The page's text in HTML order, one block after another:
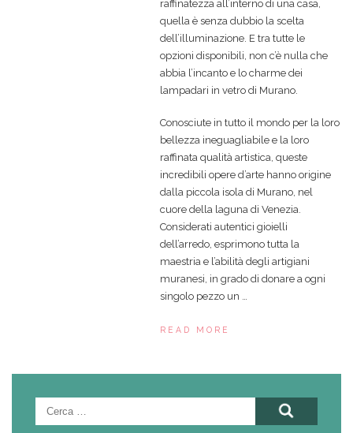
raffinatezza all’interno di una casa,
quella è senza dubbio la scelta
dell’illuminazione. E tra tutte le
opzioni disponibili, non c’è nulla che
abbia l’incanto e lo charme dei
lampadari in vetro di Murano.
Conosciute in tutto il mondo per la loro
bellezza ineguagliabile e la loro
raffinata qualità artistica, queste
incredibili opere d’arte hanno origine
dalla piccola isola di Murano, nel
cuore della laguna di Venezia.
Considerati autentici gioielli
dell’arredo, esprimono tutta la
maestria e l’abilità degli artigiani
muranesi, in grado di donare a ogni
singolo pezzo un …
READ MORE
Ricerca